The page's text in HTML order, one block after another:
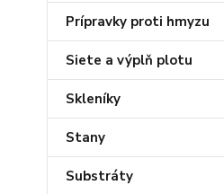
Prípravky proti hmyzu
Siete a výplň plotu
Skleníky
Stany
Substráty